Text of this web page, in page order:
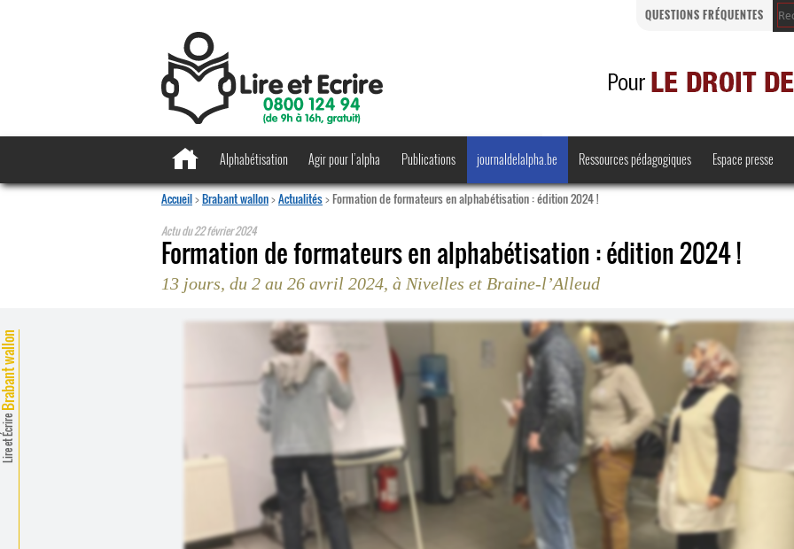
QUESTIONS FRÉQUENTES
Alphabétisation Agir pour l’alpha
Regards croisés
Publications
·
journaldelalpha.be Ressources pédagogiques
Bienvenue en Belgique
Espace presse
Accueil>Brabant wallon>Actualités>Formation de formateurs en alphabétisation : édition 2024 !
Actu du22 février 2024
Formation de formateurs en alphabétisation : édition 2024 !
13 jours, du 2 au 26 avril 2024, à Nivelles et Braine-l’Alleud
Lire et Écrire
wallon